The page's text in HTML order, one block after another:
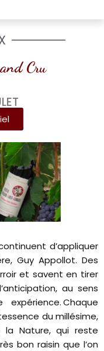
Cru
d’appliquer
Guy Appollot. Des
et savent en tirer
au sens
Chaque
du millésime,
la Nature, qui reste
bon raisin que l’on